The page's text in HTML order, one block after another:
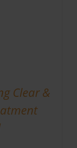
Clear &